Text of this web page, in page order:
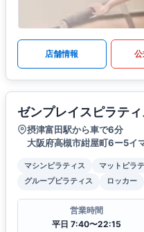
店舗情報 公
ゼンプレイスピラテ
摂津富田駅から車で6分
大阪府高槻市紺屋町6ー5イ
マシンピラティス マットピラ
グループピラティス
ロッカー
営業時間
平日 7:40〜22:15